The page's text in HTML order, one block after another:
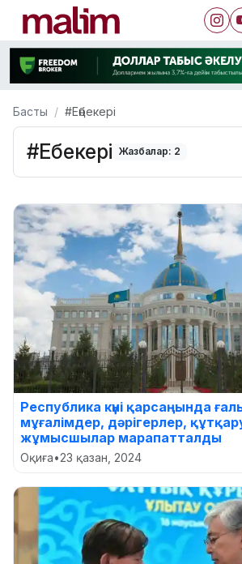
Басты #Еңбекері
#Еңбекері Жазбалар: 2
Республика күні қарсаңында
мұғалімдер, дәрігерлер,
жұмысшылар марапатталды
Оқиға•23 қазан, 2024